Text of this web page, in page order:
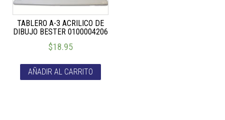
TABLERO A-3 ACRILICO DE
DIBUJO BESTER 0100004206
$18.95
AÑADIR AL CARRITO